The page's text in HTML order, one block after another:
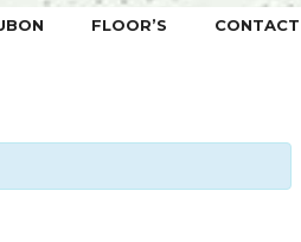
FLOOR’S CONTACT